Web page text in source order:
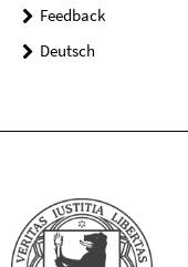
Feedback
Deutsch